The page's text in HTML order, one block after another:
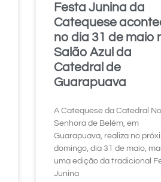
Festa Junina da
Catequese
no dia 31 de maio
Salão Azul da
Catedral de
Guarapuava
A Catequese da Catedral
Senhora de Belém, em
Guarapuava, realiza no
domingo, dia 31 de maio,
uma edição da tradicional
Junina